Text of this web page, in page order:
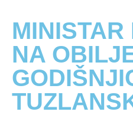
NA